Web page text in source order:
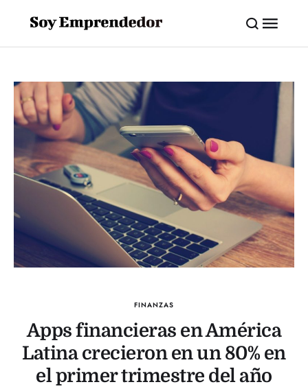
FINANZAS
Apps financieras en América
Latina crecieron en un 80% en
el primer trimestre del año